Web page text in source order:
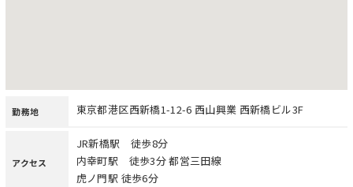
勤務地 東京都港区西新橋1-12-6 西山興業 西新橋ビル3F
アクセス
JR新橋駅 徒歩8分
内幸町駅 徒歩3分 都営三田線
虎ノ門駅 徒歩6分